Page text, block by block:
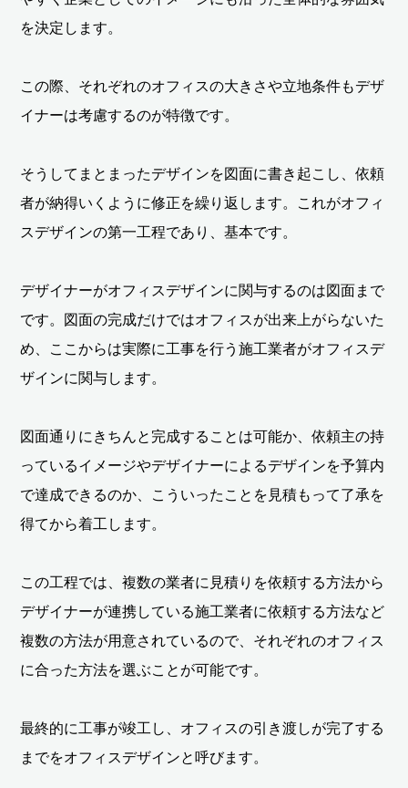
を決定します。
この際、それぞれのオフィスの大きさや立地条件もデザ
イナーは考慮するのが特徴です。
そうしてまとまったデザインを図面に書き起こし、依頼
者が納得いくように修正を繰り返します。これがオフィ
スデザインの第一工程であり、基本です。
デザイナーがオフィスデザインに関与するのは図面まで
です。図面の完成だけではオフィスが出来上がらないた
め、ここからは実際に工事を行う施工業者がオフィスデ
ザインに関与します。
図面通りにきちんと完成することは可能か、依頼主の持
っているイメージやデザイナーによるデザインを予算内
で達成できるのか、こういったことを見積もって了承を
得てから着工します。
この工程では、複数の業者に見積りを依頼する方法から
デザイナーが連携している施工業者に依頼する方法など
複数の方法が用意されているので、それぞれのオフィス
に合った方法を選ぶことが可能です。
最終的に工事が竣工し、オフィスの引き渡しが完了する
までをオフィスデザインと呼びます。